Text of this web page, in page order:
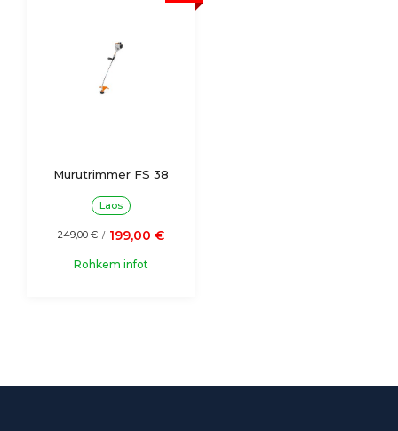
Murutrimmer FS 38
Laos
249,00 € / 199,00 €
Rohkem infot